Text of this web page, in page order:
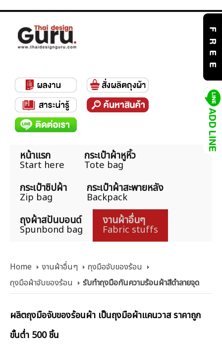
หน้าแรก
Start here
กระเป๋าผ้าหูหิ้ว
Tote bag
กระเป๋าซิปผ้า
Zip bag
กระเป๋าผ้าสะพายหลัง
Backpack
ถุงผ้าสปันบอนด์
Spunbond bag
งานผ้าอื่นๆ
Fabric stuffs
Home งานผ้าอื่นๆ
ถุงมือจับของร้อน
ถุงมือผ้าจับของร้อน
รับทำถุงมือกันความร้อนผ้าสีดำลายจุด
ผลิตถุงมือจับของร้อนผ้า เป็นถุงมือผ้าแคนวาส ราคาถูก
ขั้นต่ำ 500 ชิ้น